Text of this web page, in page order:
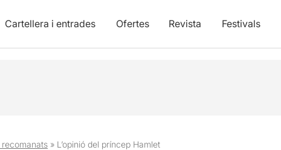
Cartellera i entrades Ofertes Revista Festivals
» L’opinió del príncep Hamlet